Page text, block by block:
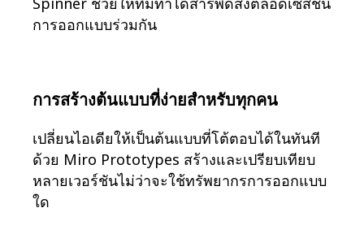
การออกแบบร่วมกัน
การสร้างต้นแบบที่ง่ายสำหรับทุกคน
เปลี่ยนไอเดียให้เป็นต้นแบบที่โต้ตอบได้ในทันที
ด้วย Miro Prototypes สร้างและเปรียบเทียบ
หลายเวอร์ชันไม่ว่าจะใช้ทรัพยากรการออกแบบ
ใด